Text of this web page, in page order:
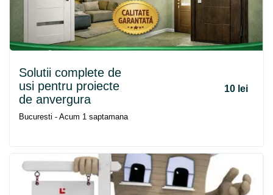
Solutii complete de
usi pentru proiecte
de anvergura
10 lei
Bucuresti - Acum 1 saptamana